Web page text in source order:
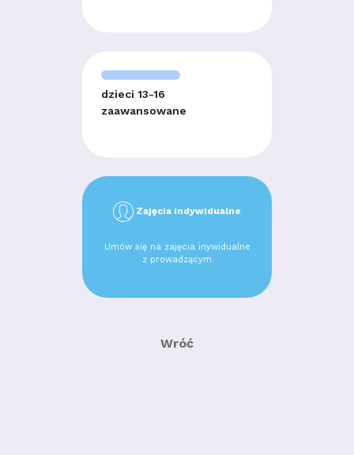
dzieci 13-16
zaawansowane
Zajęcia indywidualne
Umów się na zajęcia inywidualne
z prowadzącym
Wróć